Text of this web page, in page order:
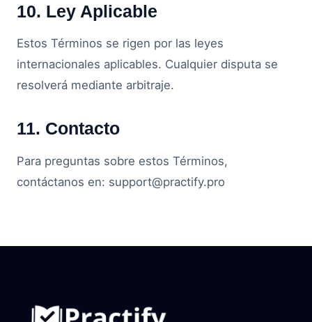
10. Ley Aplicable
Estos Términos se rigen por las leyes
internacionales aplicables. Cualquier disputa se
resolverá mediante arbitraje.
11. Contacto
Para preguntas sobre estos Términos,
contáctanos en: support@practify.pro